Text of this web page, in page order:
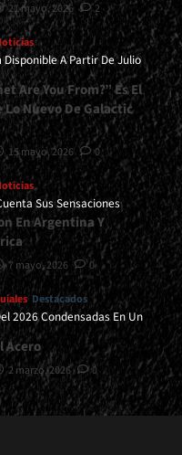
21 mayo, 2026 2
Disponible A Partir De Julio
Are You From?” Es El
Lo Nuevo De Galactic
15 mayo, 2026 0
Sus Sensaciones
En Argentina Y
7 mayo, 2026 0
Destacados
2026 Condensadas En Un
Acero
2 marzo, 2026 0